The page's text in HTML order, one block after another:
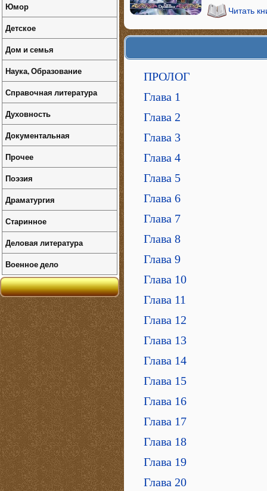
Читать
ПРОЛОГ
Глава 1
Глава 2
Глава 3
Глава 4
Глава 5
Глава 6
Глава 7
Глава 8
Глава 9
Глава 10
Глава 11
Глава 12
Глава 13
Глава 14
Глава 15
Глава 16
Глава 17
Глава 18
Глава 19
Глава 20
Юмор
Детское
Дом и семья
Наука, Образование
Справочная литература
Духовность
Документальная
Прочее
Поэзия
Драматургия
Старинное
Деловая литература
Военное дело